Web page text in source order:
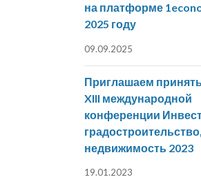
на платформе
2025 году
09.09.2025
Приглашаем
XIII международной
конференции
градостроительство,
недвижимость 2023
19.01.2023